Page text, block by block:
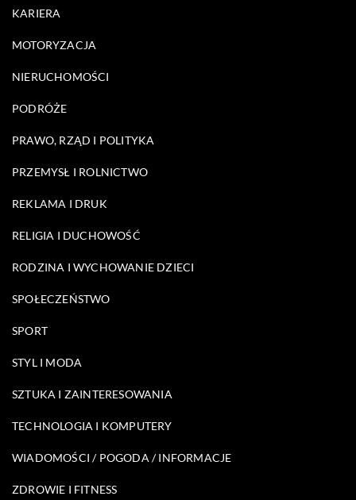
KARIERA
MOTORYZACJA
NIERUCHOMOŚCI
PODRÓŻE
PRAWO, RZĄD I POLITYKA
PRZEMYSŁ I ROLNICTWO
REKLAMA I DRUK
RELIGIA I DUCHOWOŚĆ
RODZINA I WYCHOWANIE DZIECI
SPOŁECZEŃSTWO
SPORT
STYL I MODA
SZTUKA I ZAINTERESOWANIA
TECHNOLOGIA I KOMPUTERY
WIADOMOŚCI / POGODA / INFORMACJE
ZDROWIE I FITNESS